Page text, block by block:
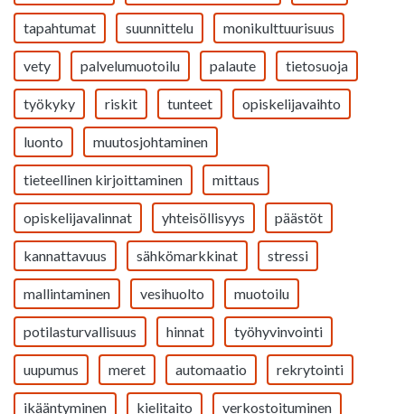
tapahtumat suunnittelu monikulttuurisuus
vety palvelumuotoilu palaute tietosuoja
työkyky riskit tunteet opiskelijavaihto
luonto muutosjohtaminen
tieteellinen kirjoittaminen mittaus
opiskelijavalinnat yhteisöllisyys päästöt
kannattavuus sähkömarkkinat stressi
mallintaminen vesihuolto muotoilu
potilasturvallisuus hinnat työhyvinvointi
uupumus meret automaatio rekrytointi
ikääntyminen kielitaito verkostoituminen